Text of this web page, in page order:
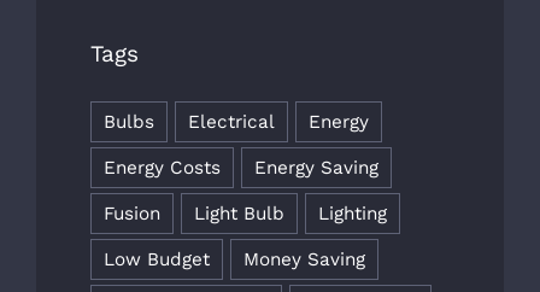
Tags
Bulbs Electrical Energy
Energy Costs Energy Saving
Fusion Light Bulb Lighting
Low Budget Money Saving